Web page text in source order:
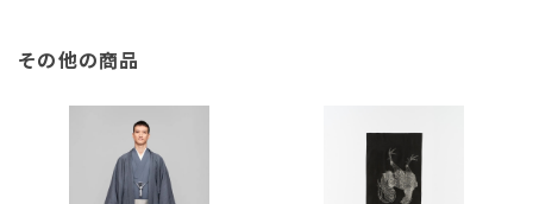
その他の商品